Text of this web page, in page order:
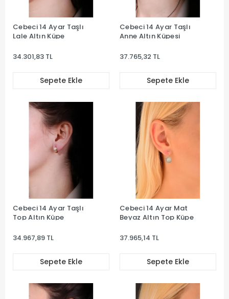
Cebeci 14 Ayar Taşlı
Lale Altın Küpe
34.301,83 TL
Sepete Ekle
Cebeci 14 Ayar Taşlı
Anne Altın Küpesi
37.765,32 TL
Sepete Ekle
Cebeci 14 Ayar Taşlı
Top Altın Küpe
34.967,89 TL
Sepete Ekle
Cebeci 14 Ayar Mat
Beyaz Altın Top Küpe
37.965,14 TL
Sepete Ekle